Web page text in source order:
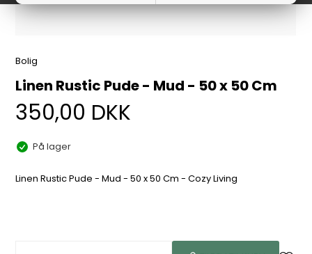
Bolig
Linen Rustic Pude - Mud - 50 x 50 Cm
350,00 DKK
På lager
Linen Rustic Pude - Mud - 50 x 50 Cm - Cozy Living